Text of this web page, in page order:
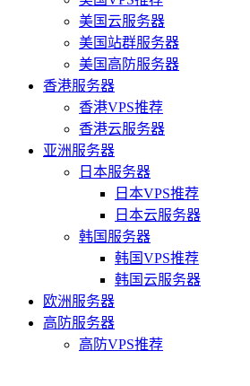
美国云服务器
美国站群服务器
美国高防服务器
香港服务器
香港VPS推荐
香港云服务器
亚洲服务器
日本服务器
日本VPS推荐
日本云服务器
韩国服务器
韩国VPS推荐
韩国云服务器
欧洲服务器
高防服务器
高防VPS推荐